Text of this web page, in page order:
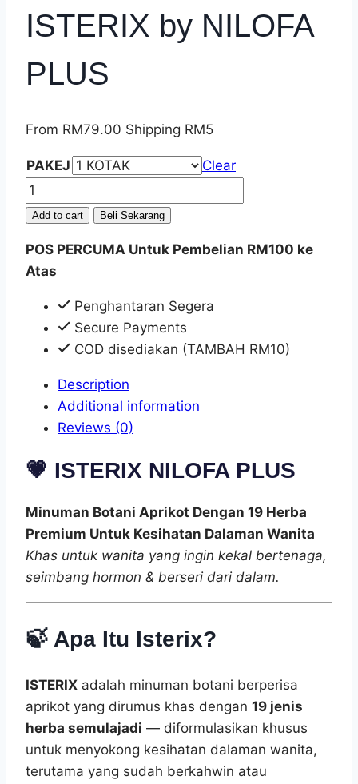
ISTERIX by NILOFA
PLUS
From RM79.00 Shipping RM5
PAKEJ
Clear
ISTERIX
by
PLUS
quantity
Add to cart Beli Sekarang
POS PERCUMA Untuk Pembelian RM100 ke
Atas
Penghantaran Segera
Secure Payments
COD disediakan (TAMBAH RM10)
Description
Additional information
Reviews (0)
💗 ISTERIX NILOFA PLUS
Minuman Botani Aprikot Dengan 19 Herba
Premium Untuk Kesihatan Dalaman Wanita
Khas untuk wanita yang ingin kekal bertenaga,
seimbang hormon & berseri dari dalam.
🍃 Apa Itu Isterix?
ISTERIX adalah minuman botani berperisa
aprikot yang dirumus khas dengan 19 jenis
herba semulajadi — diformulasikan khusus
untuk menyokong kesihatan dalaman wanita,
terutama yang sudah berkahwin atau